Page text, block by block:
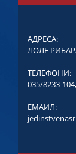
АДРЕСА:
ЛОЛЕ
ТЕЛЕФОНИ:
035/8233-104,
ЕМАИЛ: